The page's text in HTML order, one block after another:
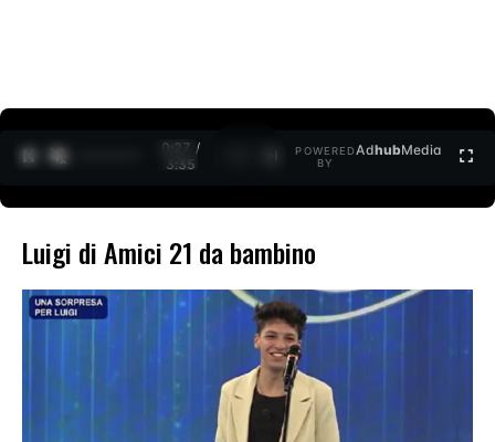
0:28 /
3:35
POWERED
BY
AdhubMedia
Luigi di Amici 21 da bambino